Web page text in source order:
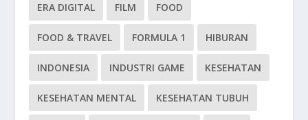
ERA DIGITAL FILM FOOD
FOOD & TRAVEL FORMULA 1 HIBURAN
INDONESIA INDUSTRI GAME KESEHATAN
KESEHATAN MENTAL KESEHATAN TUBUH